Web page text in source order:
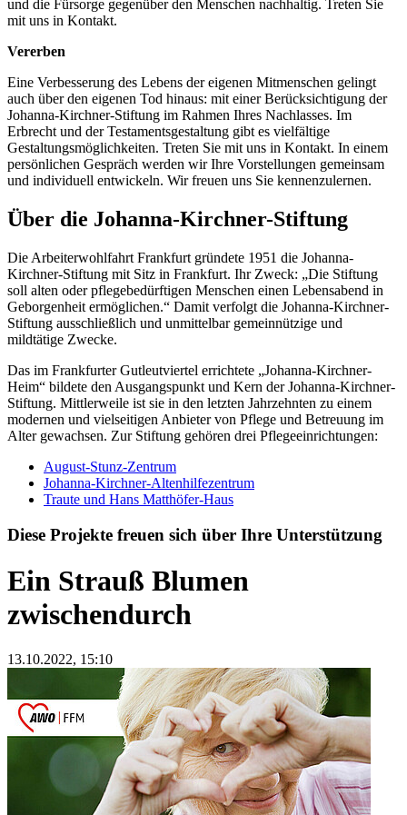
und die Fürsorge gegenüber den Menschen nachhaltig. Treten Sie
mit uns in Kontakt.
Vererben
Eine Verbesserung des Lebens der eigenen Mitmenschen gelingt
auch über den eigenen Tod hinaus: mit einer Berücksichtigung der
Johanna-Kirchner-Stiftung im Rahmen Ihres Nachlasses. Im
Erbrecht und der Testamentsgestaltung gibt es vielfältige
Gestaltungsmöglichkeiten. Treten Sie mit uns in Kontakt. In einem
persönlichen Gespräch werden wir Ihre Vorstellungen gemeinsam
und individuell entwickeln. Wir freuen uns Sie kennenzulernen.
Über die Johanna-Kirchner-Stiftung
Die Arbeiterwohlfahrt Frankfurt gründete 1951 die Johanna-
Kirchner-Stiftung mit Sitz in Frankfurt. Ihr Zweck: „Die Stiftung
soll alten oder pflegebedürftigen Menschen einen Lebensabend in
Geborgenheit ermöglichen.“ Damit verfolgt die Johanna-Kirchner-
Stiftung ausschließlich und unmittelbar gemeinnützige und
mildtätige Zwecke.
Das im Frankfurter Gutleutviertel errichtete „Johanna-Kirchner-
Heim“ bildete den Ausgangspunkt und Kern der Johanna-Kirchner-
Stiftung. Mittlerweile ist sie in den letzten Jahrzehnten zu einem
modernen und vielseitigen Anbieter von Pflege und Betreuung im
Alter gewachsen. Zur Stiftung gehören drei Pflegeeinrichtungen:
August-Stunz-Zentrum
Johanna-Kirchner-Altenhilfezentrum
Traute und Hans Matthöfer-Haus
Diese Projekte freuen sich über Ihre Unterstützung
Ein Strauß Blumen
zwischendurch
13.10.2022, 15:10